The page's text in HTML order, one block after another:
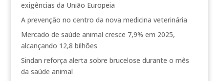
exigências da União Europeia
A prevenção no centro da nova medicina veterinária
Mercado de saúde animal cresce 7,9% em 2025,
alcançando 12,8 bilhões
Sindan reforça alerta sobre brucelose durante o mês
da saúde animal